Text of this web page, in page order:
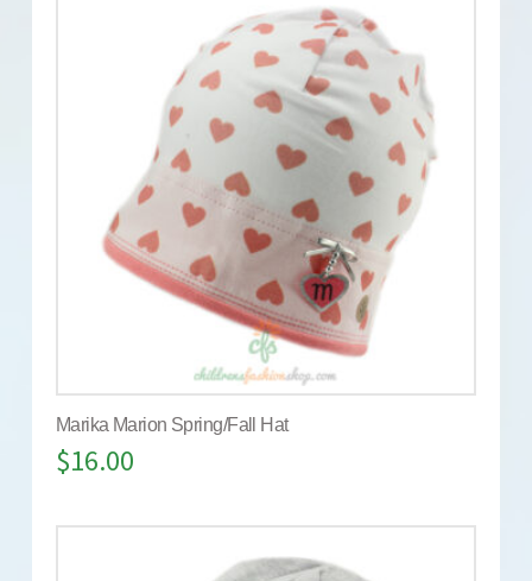
Marika Marion Spring/Fall Hat
$16.00